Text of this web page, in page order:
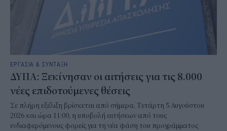
ΕΡΓΑΣΙΑ & ΣΥΝΤΑΞΗ
ΔΥΠΑ: Ξεκίνησαν οι αιτήσεις για τις 8.000
νέες επιδοτούμενες θέσεις
Σε πλήρη εξέλιξη βρίσκεται από σήμερα, Τετάρτη 5 Αυγούστου
2026 και ώρα 11:00, η υποβολή αιτήσεων από τους
ενδιαφερόμενους φορείς για τη νέα φάση του προγράμματος